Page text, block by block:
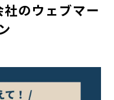
社のウェブマー